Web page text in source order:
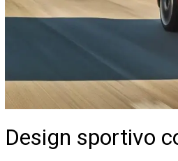
Design sportivo